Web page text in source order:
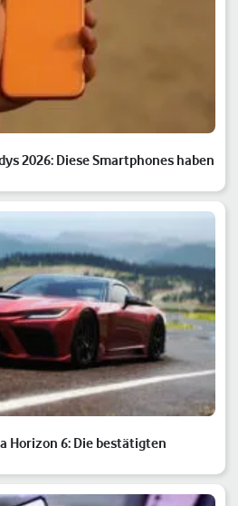
2026: Diese Smartphones haben
Horizon 6: Die bestätigten